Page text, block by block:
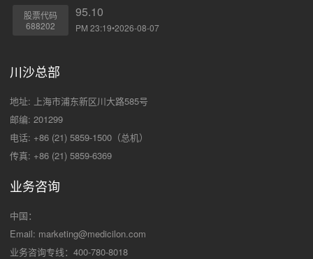
股票代码
688202
95.10
PM 23:19•2026-08-07
川沙总部
地址: 上海市浦东新区川大路585号
邮编: 201299
电话: +86 (21) 5859-1500（总机）
传真: +86 (21) 5859-6369
业务咨询
中国：
Email: marketing@medicilon.com
业务咨询专线：400-780-8018